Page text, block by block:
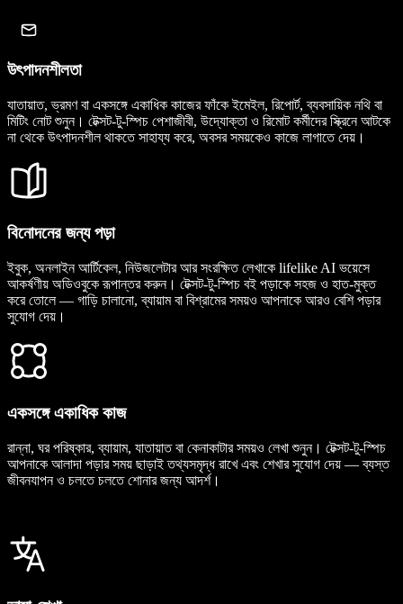
উৎপাদনশীলতা
যাতায়াত, ভ্রমণ বা একসঙ্গে একাধিক কাজের ফাঁকে ইমেইল, রিপোর্ট, ব্যবসায়িক নথি বা
মিটিং নোট শুনুন। টেক্সট-টু-স্পিচ পেশাজীবী, উদ্যোক্তা ও রিমোট কর্মীদের স্ক্রিনে আটকে
না থেকে উৎপাদনশীল থাকতে সাহায্য করে, অবসর সময়কেও কাজে লাগাতে দেয়।
বিনোদনের জন্য পড়া
ইবুক, অনলাইন আর্টিকেল, নিউজলেটার আর সংরক্ষিত লেখাকে lifelike AI ভয়েসে
আকর্ষণীয় অডিওবুকে রূপান্তর করুন। টেক্সট-টু-স্পিচ বই পড়াকে সহজ ও হাত-মুক্ত
করে তোলে — গাড়ি চালানো, ব্যায়াম বা বিশ্রামের সময়ও আপনাকে আরও বেশি পড়ার
সুযোগ দেয়।
একসঙ্গে একাধিক কাজ
রান্না, ঘর পরিষ্কার, ব্যায়াম, যাতায়াত বা কেনাকাটার সময়ও লেখা শুনুন। টেক্সট-টু-স্পিচ
আপনাকে আলাদা পড়ার সময় ছাড়াই তথ্যসমৃদ্ধ রাখে এবং শেখার সুযোগ দেয় — ব্যস্ত
জীবনযাপন ও চলতে চলতে শোনার জন্য আদর্শ।